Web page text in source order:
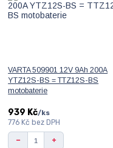
VARTA 509901 12V 9Ah 200A
YTZ12S-BS = TTZ12S-BS
motobaterie
939 Kč/ks
776 Kčbez DPH